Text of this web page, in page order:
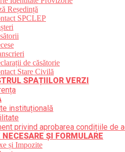
Reședință
SPCLEP
de căsătorie
Stare Civilă
SPAȚIILOR VERZI
instituțională
privind aprobarea condițiile de
ȘI FORMULARE
și Impozite